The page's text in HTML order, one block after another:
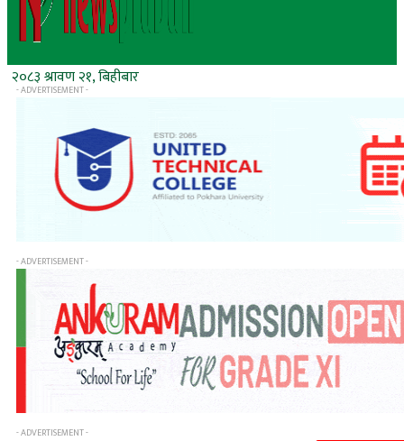
२०८३ श्रावण २१, बिहीबार
- ADVERTISEMENT -
- ADVERTISEMENT -
- ADVERTISEMENT -